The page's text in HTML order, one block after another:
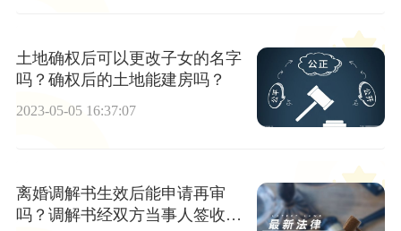
土地确权后可以更改子女的名字
吗？确权后的土地能建房吗？
2023-05-05 16:37:07
离婚调解书生效后能申请再审
吗？调解书经双方当事人签收后